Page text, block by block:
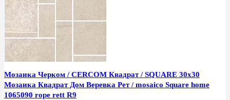
Мозаика Черком / CERCOM Квадрат / SQUARE 30x30
Мозаика Квадрат Дом Веревка Рет / mosaico Square home
1065090 rope rett R9